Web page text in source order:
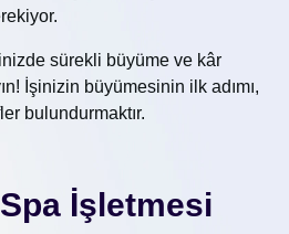
sürekli büyüme ve kâr
İşinizin büyümesinin ilk adımı,
bulundurmaktır.
İşletmesi